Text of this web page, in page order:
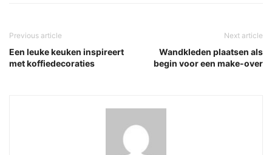
Previous article
Een leuke keuken inspireert
met koffiedecoraties
Next article
Wandkleden plaatsen als
begin voor een make-over